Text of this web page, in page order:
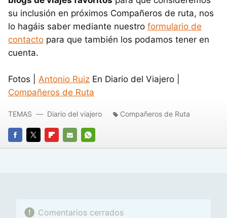
su inclusión en próximos Compañeros de ruta, nos
lo hagáis saber mediante nuestro formulario de
contacto para que también los podamos tener en
cuenta.
Fotos | Antonio Ruiz En Diario del Viajero |
Compañeros de Ruta
FACEBOOK
TWITTERFLIPBOARD
E-
WHATSAPP
TEMAS Diario del viajero Compañeros de Ruta
Comentarios cerrados